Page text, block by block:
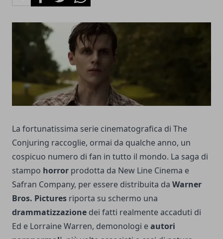
La fortunatissima serie cinematografica di The
Conjuring raccoglie, ormai da qualche anno, un
cospicuo numero di fan in tutto il mondo. La saga di
stampo horror prodotta da New Line Cinema e
Safran Company, per essere distribuita da Warner
Bros. Pictures riporta su schermo una
drammatizzazione dei fatti realmente accaduti di
Ed e Lorraine Warren, demonologi eautori